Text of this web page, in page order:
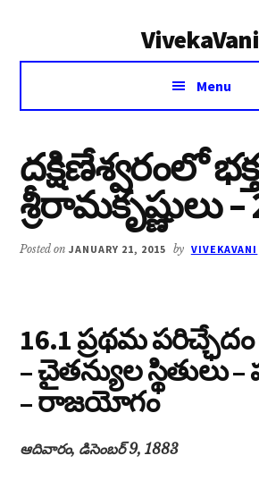
VivekaVani
Voice
Vivekananda
Menu
దక్షిణేశ్వరంలో
శ్రీరామకృష్ణులు –
Posted onJANUARY 21, 2015 by VIVEKAVANI
16.1 ప్రథమ పరిచ్ఛేదం
– చైతన్యుల
– రాజయోగం
ఆదివారం, డిసెంబర్ 9, 1883